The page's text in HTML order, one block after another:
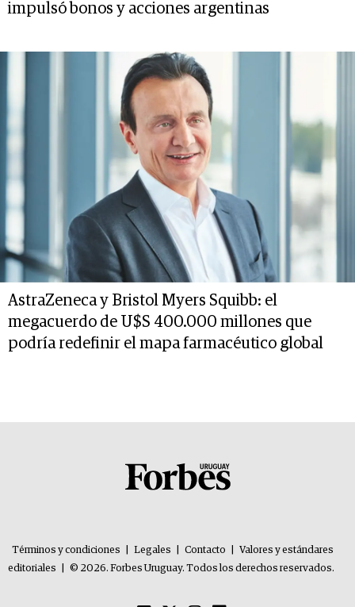
impulsó bonos y acciones argentinas
AstraZeneca y Bristol Myers Squibb: el
megacuerdo de U$S 400.000 millones que
podría redefinir el mapa farmacéutico global
Términos y condiciones Legales Contacto
Valores y estándares
editoriales
© 2026. Forbes Uruguay. Todos los derechos reservados.